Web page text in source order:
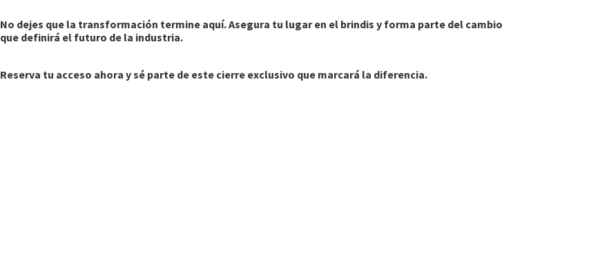
No dejes que la transformación termine aquí. Asegura tu lugar en el brindis y forma parte del cambio
que definirá el futuro de la industria.
Reserva tu acceso ahora y sé parte de este cierre exclusivo que marcará la diferencia.